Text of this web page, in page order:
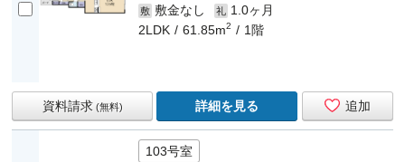
敷 敷金なし 礼 1.0ヶ月
2LDK
61.85m2 1階
追加
資料請求 (無料) 詳細を見る
103号室